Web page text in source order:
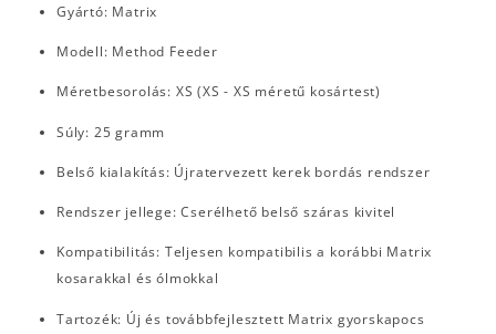
Gyártó: Matrix
Modell: Method Feeder
Méretbesorolás: XS (XS - XS méretű kosártest)
Súly: 25 gramm
Belső kialakítás: Újratervezett kerek bordás rendszer
Rendszer jellege: Cserélhető belső száras kivitel
Kompatibilitás: Teljesen kompatibilis a korábbi Matrix
kosarakkal és ólmokkal
Tartozék: Új és továbbfejlesztett Matrix gyorskapocs